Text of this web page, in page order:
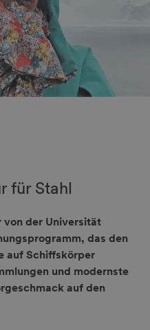
für Stahl
von der Universität
das den
auf Schiffskörper
und modernste
auf den